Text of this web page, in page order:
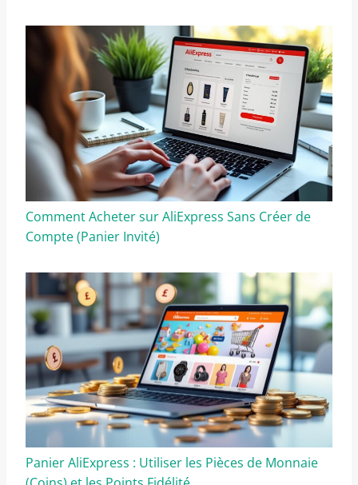
Comment Acheter sur AliExpress Sans Créer de
Compte (Panier Invité)
Panier AliExpress : Utiliser les Pièces de Monnaie